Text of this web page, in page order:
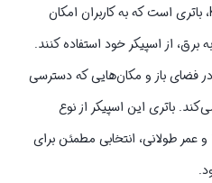
منبع انرژی اسپیکر پارتی باکس KB4، باتری است که به کاربران امکان
از اسپیکر خود استفاده کنند.
در فضای باز و مکان‌هایی که دسترسی
باتری این اسپیکر از نوع
و عمر طولانی، انتخابی مطمئن برای